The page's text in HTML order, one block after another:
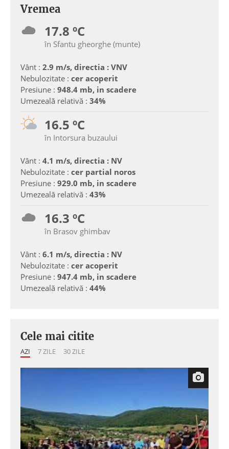
Vremea
17.8 ºC
în Sfantu gheorghe (munte)
Vânt : 2.9 m/s, directia : VNV
Nebulozitate : cer acoperit
Presiune : 948.4 mb, in scadere
Umezeală relativă : 34%
16.5 ºC
în Intorsura buzaului
Vânt : 4.1 m/s, directia : NV
Nebulozitate : cer partial noros
Presiune : 929.0 mb, in scadere
Umezeală relativă : 43%
16.3 ºC
în Brasov ghimbav
Vânt : 6.1 m/s, directia : NV
Nebulozitate : cer acoperit
Presiune : 947.4 mb, in scadere
Umezeală relativă : 44%
Cele mai citite
AZI 7 ZILE 30 ZILE